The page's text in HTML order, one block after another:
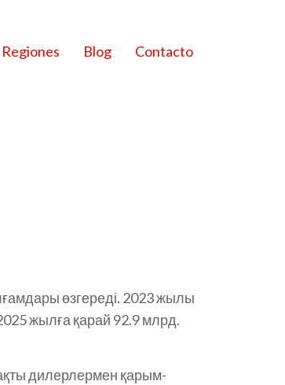
Regiones Blog Contacto
өзгереді. 2023 жылы
жылға қарай 92.9 млрд.
дилерлермен қарым-